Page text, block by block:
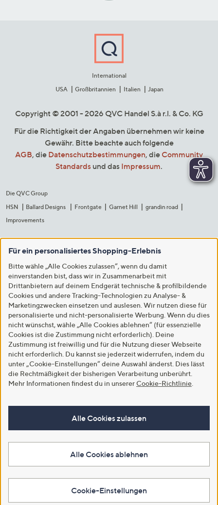
International
USA
Großbritannien Italien Japan
Copyright © 2001 - 2026 QVC Handel S.à r.l. & Co. KG
Für die Richtigkeit der Angaben übernehmen wir keine
Gewähr. Bitte beachte auch folgende
AGB, die Datenschutzbestimmungen, die Community
Standards und das Impressum.
Die QVC Group
HSN
Ballard Designs Frontgate Garnet Hill
grandin road
Improvements
Für ein personalisiertes Shopping-Erlebnis
Bitte wähle „Alle Cookies zulassen“, wenn du damit
einverstanden bist, dass wir in Zusammenarbeit mit
Drittanbietern auf deinem Endgerät technische & profilbildende
Cookies und andere Tracking-Technologien zu Analyse- &
Marketingzwecken einsetzen und auslesen. Wir nutzen diese für
personalisierte und nicht-personalisierte Werbung. Wenn du dies
nicht wünschst, wähle „Alle Cookies ablehnen“ (für essenzielle
Cookies ist die Zustimmung nicht erforderlich). Deine
Zustimmung ist freiwillig und für die Nutzung dieser Webseite
nicht erforderlich. Du kannst sie jederzeit widerrufen, indem du
unter „Cookie-Einstellungen“ deine Auswahl änderst. Dies lässt
die Rechtmäßigkeit der bisherigen Verarbeitung unberührt.
Mehr Informationen findest du in unserer Cookie-Richtlinie
Alle Cookies zulassen
Alle Cookies ablehnen
Cookie-Einstellungen